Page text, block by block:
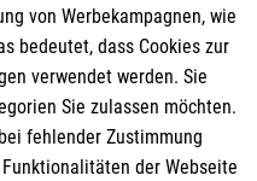
Gehhilfen bleiben
von Werbekampagnen, wie
bedeutet, dass Cookies zur
verwendet werden. Sie
Sie zulassen möchten.
fehlender Zustimmung
der Webseite